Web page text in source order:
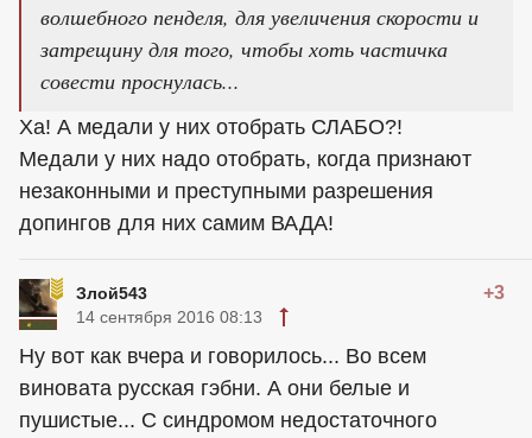
волшебного пенделя, для увеличения скорости и
затрещину для того, чтобы хоть частичка
совести проснулась...
Ха! А медали у них отобрать СЛАБО?!
Медали у них надо отобрать, когда признают
незаконными и преступными разрешения
допингов для них самим ВАДА!
Злой543 +3
14 сентября 2016 08:13
Ну вот как вчера и говорилось... Во всем
виновата русская гэбни. А они белые и
пушистые... С синдромом недостаточного